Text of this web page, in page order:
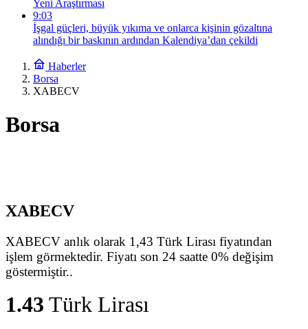
Yeni Araştırması
9:03
İşgal güçleri, büyük yıkıma ve onlarca kişinin gözaltına
alındığı bir baskının ardından Kalendiya’dan çekildi
Haberler
Borsa
XABECV
Borsa
XABECV
XABECV anlık olarak 1,43 Türk Lirası fiyatından
işlem görmektedir. Fiyatı son 24 saatte 0% değişim
göstermiştir..
1.43 Türk Lirası